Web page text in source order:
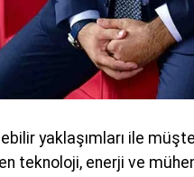
yaklaşımları ile
teknoloji, enerji ve